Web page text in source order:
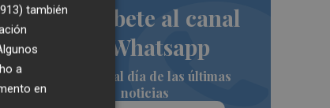
Suscríbete al canal
de Whatsapp
Siempre al día de las últimas
noticias
también
a
en